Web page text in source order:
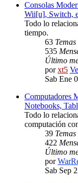
Consolas
Wii[u], Switch,
Todo lo
tiempo.
63 Temas
535
Último
porxt5
Sab Ene
Computadores
Notebooks,
Todo lo
computación
39 Temas
422
Último
por
Sab Sep